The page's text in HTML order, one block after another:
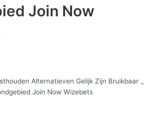
Join Now
Alternatieven Gelijk Zijn Bruikbaar _
Join Now Wizebets